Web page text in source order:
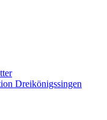
Dreikönigssingen